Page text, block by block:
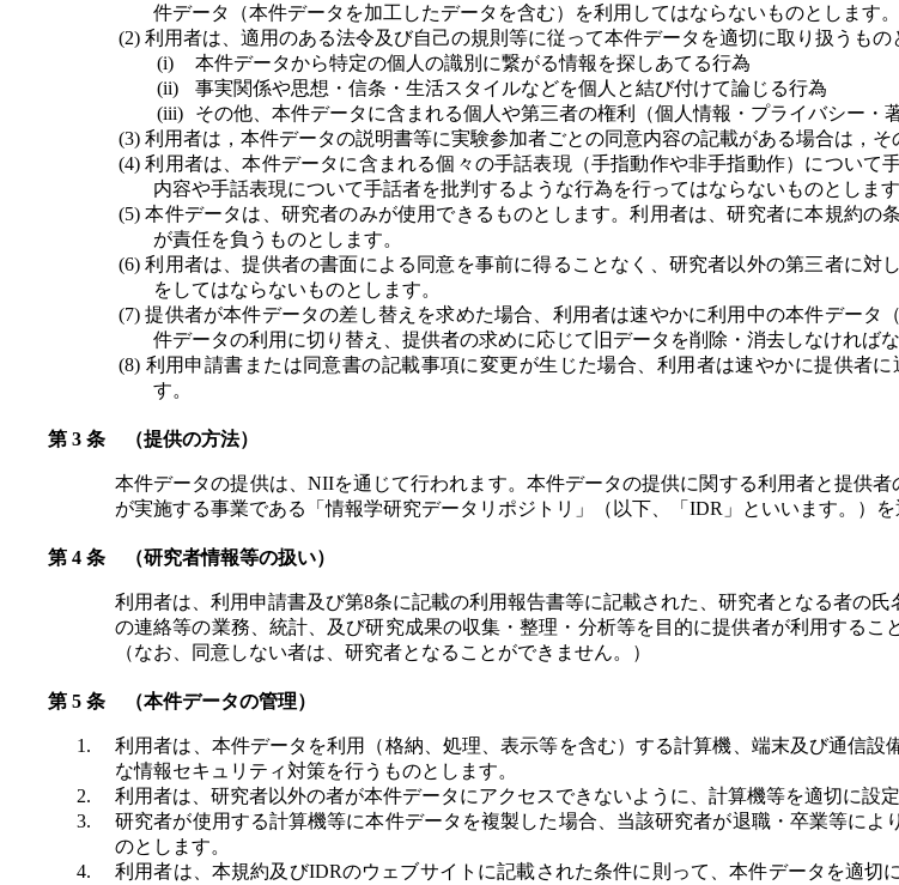
件データ（本件データを加工したデータを含む）を利用してはならないものとします。
利用者は、適用のある法令及び自己の規則等に従って本件データを適切に取り扱うも
本件データから特定の個人の識別に繋がる情報を探しあてる行為
事実関係や思想・信条・生活スタイルなどを個人と結び付けて論じる行為
その他、本件データに含まれる個人や第三者の権利（個人情報・プライバシー・
利用者は，本件データの説明書等に実験参加者ごとの同意内容の記載がある場合は，そ
利用者は、本件データに含まれる個々の手話表現（手指動作や非手指動作）につい
内容や手話表現について手話者を批判するような行為を行ってはならないものとします
本件データは、研究者のみが使用できるものとします。利用者は、研究者に本規約
が責任を負うものとします。
利用者は、提供者の書面による同意を事前に得ることなく、研究者以外の第三者に
をしてはならないものとします。
提供者が本件データの差し替えを求めた場合、利用者は速やかに利用中の本件デー
件データの利用に切り替え、提供者の求めに応じて旧データを削除・消去しなければ
利用申請書または同意書の記載事項に変更が生じた場合、利用者は速やかに提供者
す。
（提供の方法）
本件データの提供は、NIIを通じて行われます。本件データの提供に関する利用者と提供
が実施する事業である「情報学研究データリポジトリ」（以下、「IDR」といいます。）を
（研究者情報等の扱い）
利用者は、利用申請書及び第8条に記載の利用報告書等に記載された、研究者となる者の
の連絡等の業務、統計、及び研究成果の収集・整理・分析等を目的に提供者が利用する
（なお、同意しない者は、研究者となることができません。）
（本件データの管理）
利用者は、本件データを利用（格納、処理、表示等を含む）する計算機、端末及び通信
な情報セキュリティ対策を行うものとします。
利用者は、研究者以外の者が本件データにアクセスできないように、計算機等を適切に設定
研究者が使用する計算機等に本件データを複製した場合、当該研究者が退職・卒業等に
のとします。
利用者は、本規約及びIDRのウェブサイトに記載された条件に則って、本件データを適